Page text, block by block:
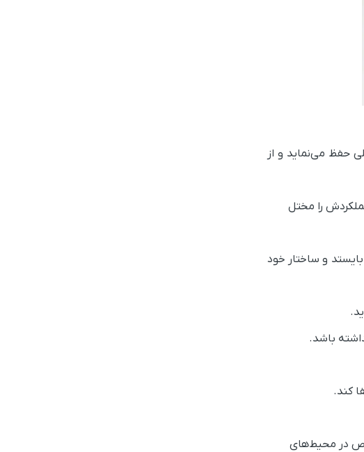
حفظ می‌نماید و از
را مختل
و ساختار خود
باشد.
کند.
در محیط‌های